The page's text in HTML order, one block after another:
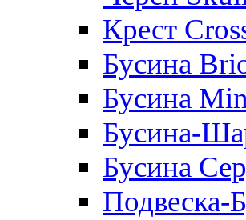
Крест
Бусина
Бусина
Бусина-
Бусина
Подвеска-